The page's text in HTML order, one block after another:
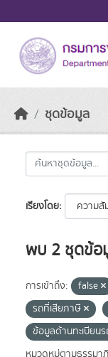
ชุดข้อมูล
เรียงโดย
พบ 2 ชุดข้อ
การเข้าถึง: false
รถที่เสียภาษี
ข้อมูลด้านทะเบียน
หมวดหมู่ตามธรรมา